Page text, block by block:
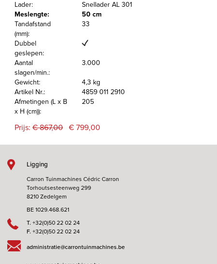
Lader:
Snellader AL 301
Meslengte:
50 cm
Tandafstand
(mm):
33
Dubbel
geslepen:
Aantal
slagen/min.:
3.000
Gewicht:
4,3 kg
Artikel Nr.:
4859 011 2910
Afmetingen (L x B
x H (cm)):
205
Prijs: € 867,00 € 799,00
Ligging
Carron Tuinmachines Cédric Carron
Torhoutsesteenweg 299
8210 Zedelgem
BE 1029.468.621
T. +32(0)50 22 02 24
F. +32(0)50 22 02 24
administratie@carrontuinmachines.be